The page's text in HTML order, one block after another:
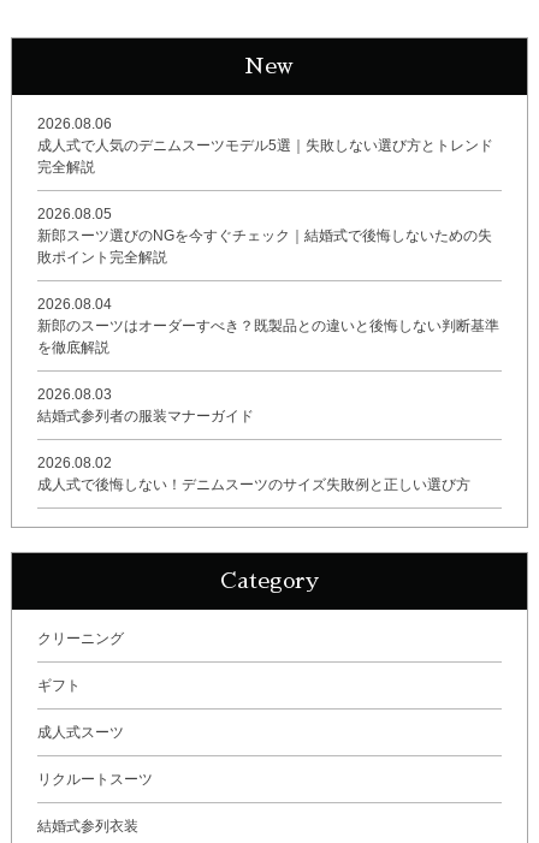
New
2026.08.06
成人式で人気のデニムスーツモデル5選｜失敗しない選び方とトレンド
完全解説
2026.08.05
新郎スーツ選びのNGを今すぐチェック｜結婚式で後悔しないための失
敗ポイント完全解説
2026.08.04
新郎のスーツはオーダーすべき？既製品との違いと後悔しない判断基準
を徹底解説
2026.08.03
結婚式参列者の服装マナーガイド
2026.08.02
成人式で後悔しない！デニムスーツのサイズ失敗例と正しい選び方
Category
クリーニング
ギフト
成人式スーツ
リクルートスーツ
結婚式参列衣装